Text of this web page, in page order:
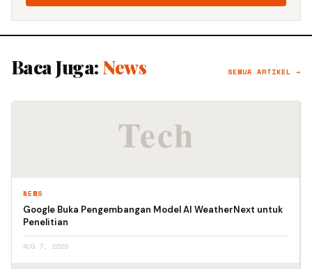
Baca Juga: News SEMUA ARTIKEL →
NEWS
Google Buka Pengembangan Model AI WeatherNext untuk
Penelitian
AUG 7, 2026